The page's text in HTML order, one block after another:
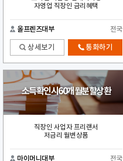
자영업 직장인 금리혜택
올프렌즈대부 전국
상세보기 통화하기
소득확인시60개월분할상환
직장인 사업자 프리랜서
저금리 월변상품
마이머니대부 전국